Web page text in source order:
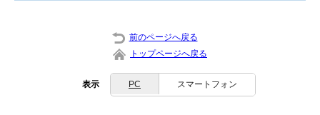
前のページへ戻る
トップページへ戻る
表示 PC スマートフォン